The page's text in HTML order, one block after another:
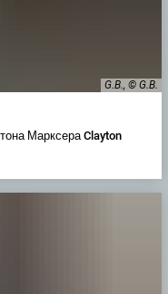
G.B., © G.B.
Марксера Clayton